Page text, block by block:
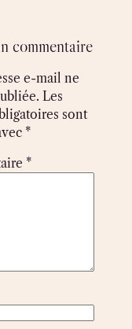
commentaire
e-mail ne
Les
sont
*
*